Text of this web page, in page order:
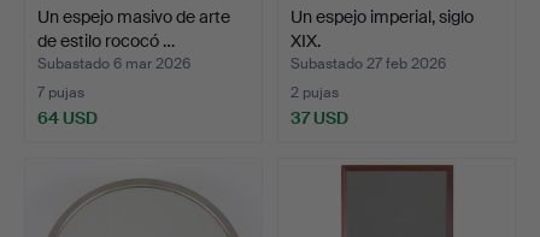
Un espejo masivo de arte
de estilo rococó …
Subastado 6 mar 2026
7 pujas
64 USD
Un espejo imperial, siglo
XIX.
Subastado 27 feb 2026
2 pujas
37 USD